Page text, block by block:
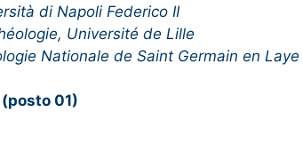
di Napoli Federico II
Université de Lille
Nationale de Saint Germain en Laye
(posto 01)